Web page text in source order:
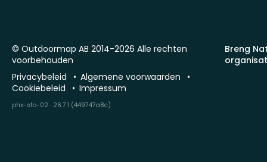
Breng
© Outdoormap AB 2014-2026 Alle rechten
voorbehouden
Privacybeleid
Algemene voorwaarden
Cookiebeleid
Impressum
phx-sto-02 · 26.7.1 (449747a8c)